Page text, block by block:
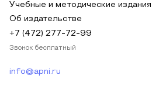
Учебные и методические издания
Об издательстве
+7 (472) 277-72-99
Звонок бесплатный
info@apni.ru